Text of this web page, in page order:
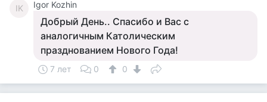
IK Igor Kozhin
Добрый День.. Спасибо и Вас с
аналогичным Католическим
празднованием Нового Года!
7 лет 0 0